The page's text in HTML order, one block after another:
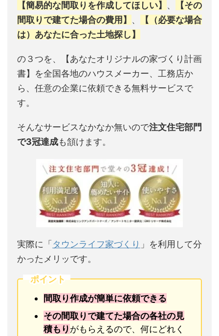
【簡易的な間取りを作成してほしい】 、
【その
間取りで建てた場合の費用】 、
【（必要な場合
は）あなたに合った土地探し】
の３つを、【あなたオリジナルの家づくり計画
書】を全国各地のハウスメーカー、工務店か
ら、任意の企業に依頼できる無料サービスで
す。
そんなサービスなかなか無いので注文住宅部門
で3冠達成も頷けます。
実際に「 タウンライフ家づくり 」を利用して分
かったメリッです。
ポイント
間取り作成が簡単に依頼できる
その間取りで建てた場合の各社の見
積もりがもらえるので、何にどれく